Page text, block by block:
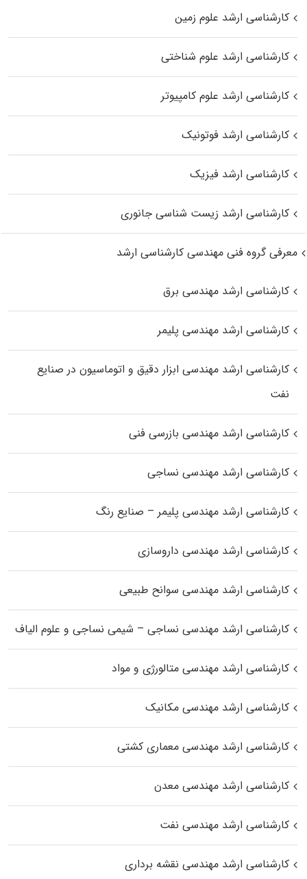
کارشناسی ارشد علوم زمین
کارشناسی ارشد علوم شناختی
کارشناسی ارشد علوم کامپیوتر
کارشناسی ارشد فوتونیک
کارشناسی ارشد فیزیک
کارشناسی ارشد زیست‌ شناسی جانوری
معرفی گروه فنی مهندسی کارشناسی ارشد
کارشناسی ارشد مهندسی برق
کارشناسی ارشد مهندسی پلیمر
کارشناسی ارشد مهندسی ابزار دقیق و اتوماسیون در صنایع
نفت
کارشناسی ارشد مهندسی بازرسی فنی
کارشناسی ارشد مهندسی نساجی
کارشناسی ارشد مهندسی پلیمر – صنایع رنگ
کارشناسی ارشد مهندسی داروسازی
کارشناسی ارشد مهندسی سوانح طبیعی
کارشناسی ارشد مهندسی نساجی – شیمی نساجی و علوم الیاف
کارشناسی ارشد مهندسی متالورژی و مواد
کارشناسی ارشد مهندسی مکانیک
کارشناسی ارشد مهندسی معماری کشتی
کارشناسی ارشد مهندسی معدن
کارشناسی ارشد مهندسی نفت
کارشناسی ارشد مهندسی نقشه برداری